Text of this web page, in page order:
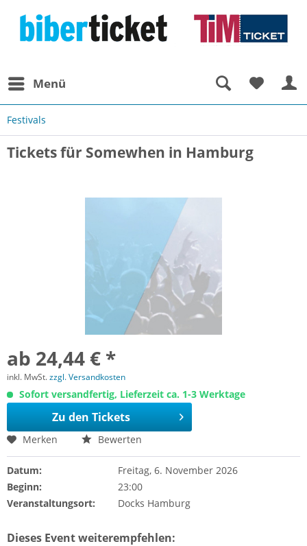
Menü
Festivals
Tickets für Somewhen in Hamburg
ab 24,44 € *
inkl. MwSt.zzgl. Versandkosten
Sofort versandfertig, Lieferzeit ca. 1-3 Werktage
Zu den Tickets
Merken Bewerten
Datum:
Freitag, 6. November 2026
Beginn:
23:00
Veranstaltungsort:
Docks Hamburg
Dieses Event weiterempfehlen: